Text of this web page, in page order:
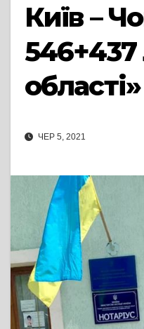
Київ –
546+437
області»
ЧЕР 5, 2021